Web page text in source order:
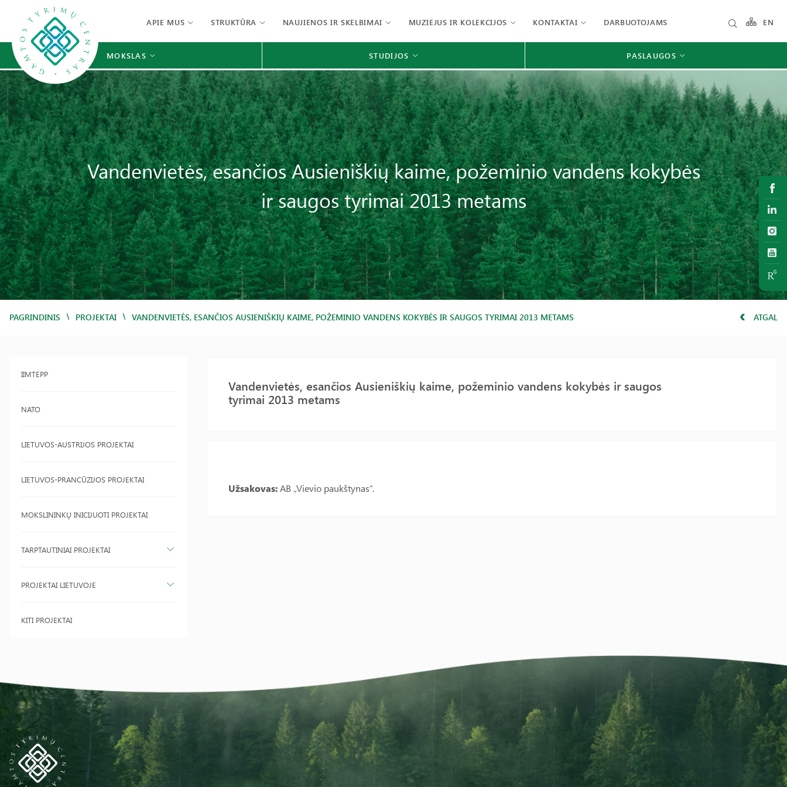
APIE MUS STRUKTŪRA NAUJIENOS IR SKELBIMAI MUZIEJUS IR KOLEKCIJOS KONTAKTAI DARBUOTOJAMS EN
MOKSLAS STUDIJOS PASLAUGOS
Vandenvietės, esančios Ausieniškių kaime, požeminio vandens kokybės
ir saugos tyrimai 2013 metams
PAGRINDINIS / PROJEKTAI / VANDENVIETĖS, ESANČIOS AUSIENIŠKIŲ KAIME, POŽEMINIO VANDENS KOKYBĖS IR SAUGOS TYRIMAI 2013 METAMS ATGAL
IIMTEPP
NATO
LIETUVOS-AUSTRIJOS PROJEKTAI
LIETUVOS-PRANCŪZIJOS PROJEKTAI
MOKSLININKŲ INICIJUOTI PROJEKTAI
TARPTAUTINIAI PROJEKTAI
PROJEKTAI LIETUVOJE
KITI PROJEKTAI
Vandenvietės, esančios Ausieniškių kaime, požeminio vandens kokybės ir saugos
tyrimai 2013 metams
Užsakovas:AB „Vievio paukštynas“.